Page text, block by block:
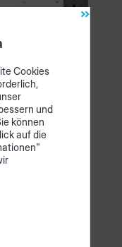
aus
Cookies
und
können
auf die